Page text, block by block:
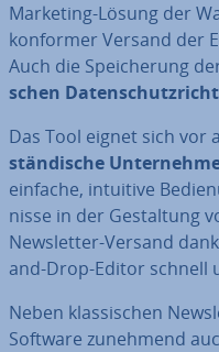
Marketing-Lösung der
konformer Versand der
Auch die Spei­che­rung
schen
Das Tool eignet sich vor
stän­di­sche
einfache, intuitive
nis­se in der Ge­stal­tung
News­let­ter-Versand
and-Drop-Editor schnell
Neben klas­si­schen
Software zunehmend